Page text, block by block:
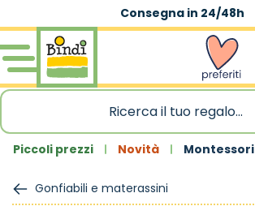
Consegna in 24/48h
Salta al contenuto
wishlist
Piccoli prezzi Novità Montessori
Gonfiabili e materassini